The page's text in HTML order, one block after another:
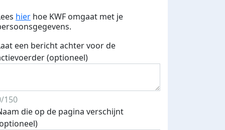
hier hoe KWF omgaat met je
een bericht achter voor de
(optioneel)
150
die op de pagina verschijnt